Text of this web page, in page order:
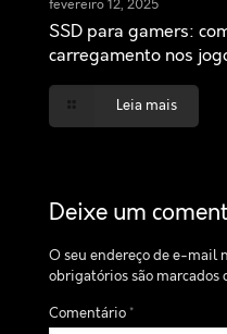
fevereiro 12, 2025
SSD para gamers:
carregamento nos
Leia mais
Deixe um
O seu endereço de e-mail
obrigatórios são marcados
Comentário *